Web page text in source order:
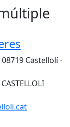
Castellolí -